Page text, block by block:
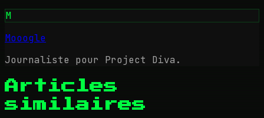
M
Mooogle
Journaliste pour Project Diva.
Articles
similaires